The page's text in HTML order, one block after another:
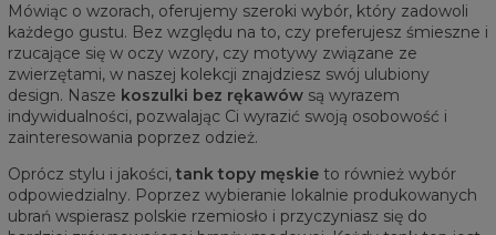
Mówiąc o wzorach, oferujemy szeroki wybór, który zadowoli
każdego gustu. Bez względu na to, czy preferujesz śmieszne i
rzucające się w oczy wzory, czy motywy związane ze
zwierzętami, w naszej kolekcji znajdziesz swój ulubiony
design. Nasze koszulki bez rękawów są wyrazem
indywidualności, pozwalając Ci wyrazić swoją osobowość i
zainteresowania poprzez odzież.
Oprócz stylu i jakości, tank topy męskie to również wybór
odpowiedzialny. Poprzez wybieranie lokalnie produkowanych
ubrań wspierasz polskie rzemiosło i przyczyniasz się do